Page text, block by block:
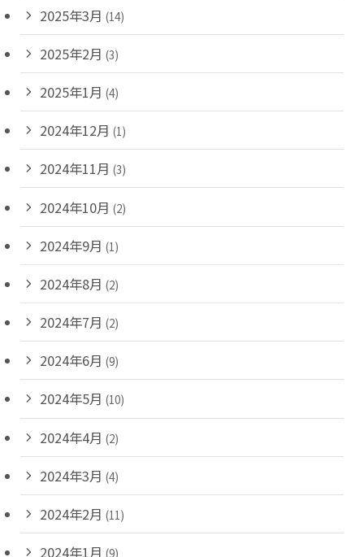
2025年3月 (14)
2025年2月 (3)
2025年1月 (4)
2024年12月 (1)
2024年11月 (3)
2024年10月 (2)
2024年9月 (1)
2024年8月 (2)
2024年7月 (2)
2024年6月 (9)
2024年5月 (10)
2024年4月 (2)
2024年3月 (4)
2024年2月 (11)
2024年1月 (9)